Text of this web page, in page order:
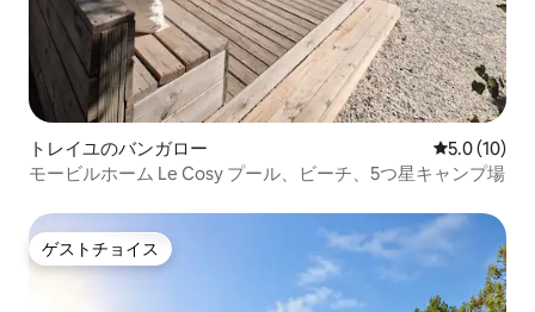
トレイユのバンガロー レビュー10
5.0 (10)
モービルホーム Le Cosy プール、ビーチ、5つ星キャンプ場
ゲストチョイス
ゲストチョイス